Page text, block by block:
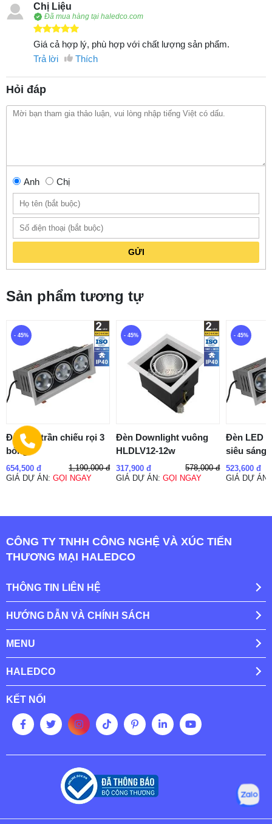
Chị Liệu
Đã mua hàng tại haledco.com
Giá cả hợp lý, phù hợp với chất lượng sản phẩm.
Trả lời
Thích
Hỏi đáp
Anh Chị
GỬI
Sản phẩm tương tự
- 45%
Đèn âm trần chiếu rọi 3
bóng
654,500 đ
1,190,000 đ
GIÁ DỰ ÁN: GỌI NGAY
- 45%
Đèn Downlight vuông
HLDLV12-12w
317,900 đ
578,000 đ
GIÁ DỰ ÁN:GỌI NGAY
- 45%
Đèn LED
siêu sáng
523,600 đ
GIÁ DỰ
CÔNG TY TNHH CÔNG NGHỆ VÀ XÚC TIẾN
THƯƠNG MẠI HALEDCO
THÔNG TIN LIÊN HỆ
HƯỚNG DẪN VÀ CHÍNH SÁCH
MENU
HALEDCO
KẾT NỐI